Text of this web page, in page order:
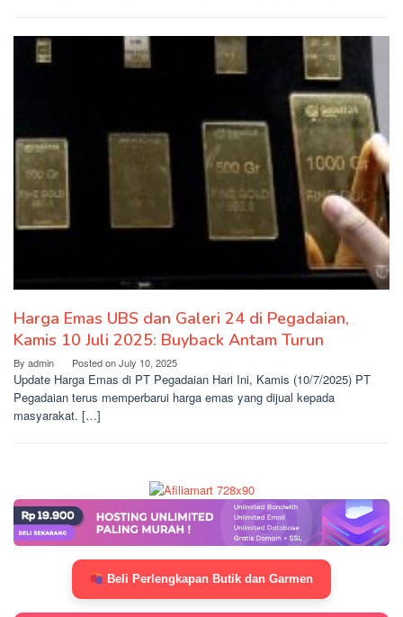
Harga Emas UBS dan Galeri 24 di Pegadaian,
Kamis 10 Juli 2025: Buyback Antam Turun
By admin Posted onJuly 10, 2025
Update Harga Emas di PT Pegadaian Hari Ini, Kamis (10/7/2025) PT
Pegadaian terus memperbarui harga emas yang dijual kepada
masyarakat. […]
Beli Perlengkapan Butik dan Garmen